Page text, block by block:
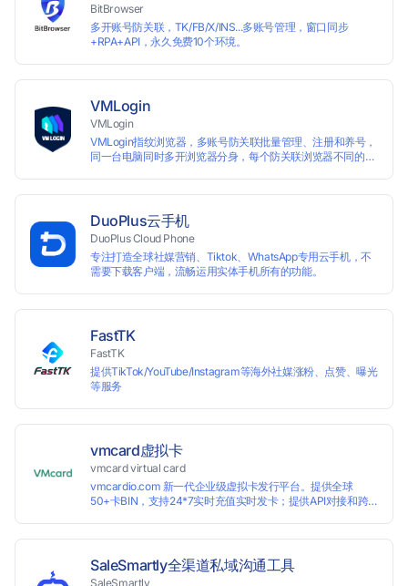
BitBrowser
多开账号防关联，TK/FB/X/INS...多账号管理，窗口同步
+RPA+API，永久免费10个环境。
VMLogin
VMLogin
VMLogin指纹浏览器，多账号防关联批量管理、注册和养号，
同一台电脑同时多开浏览器分身，每个防关联浏览器不同的
DuoPlus云手机
DuoPlus Cloud Phone
专注打造全球社媒营销、Tiktok、WhatsApp专用云手机，不
需要下载客户端，流畅运用实体手机所有的功能。
FastTK
FastTK
提供TikTok/YouTube/Instagram等海外社媒涨粉、点赞、曝光
等服务
vmcard虚拟卡
vmcard virtual card
vmcardio.com 新一代企业级虚拟卡发行平台。提供全球
50+卡BIN，支持24*7实时充值实时发卡；提供API对接和跨
SaleSmartly全渠道私域沟通工具
SaleSmartly